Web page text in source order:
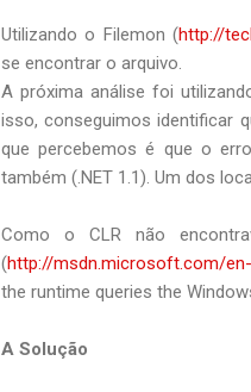
Utilizando o Filemon (http://
se encontrar o arquivo.
A próxima análise foi
isso, conseguimos identificar
que percebemos é que o
também (.NET 1.1). Um dos
Como o CLR não
(http://msdn.microsoft.com/
the runtime queries the
A Solução